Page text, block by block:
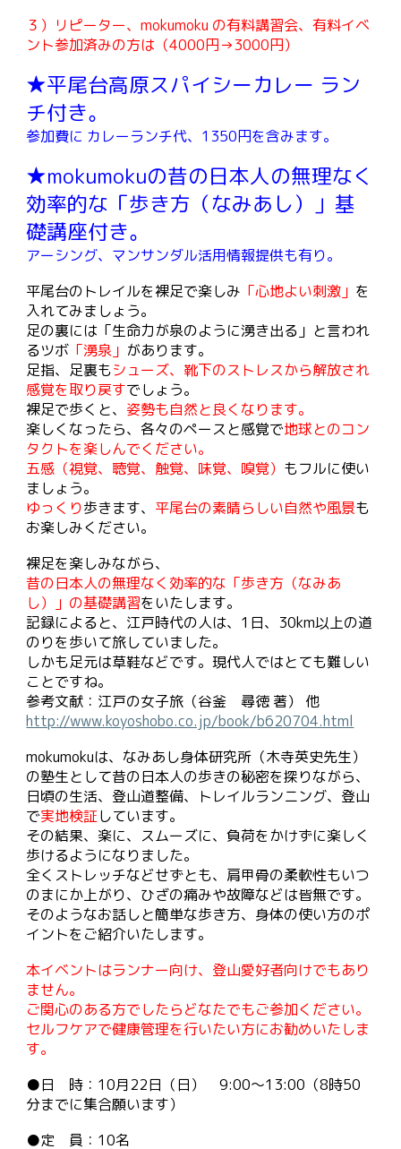
３）リピーター、mokumoku の有料講習会、有料イベ
ント参加済みの方は（4000円→3000円）
★平尾台高原スパイシーカレー ラン
チ付き。
参加費に カレーランチ代、1350円を含みます。
★mokumokuの昔の日本人の無理なく
効率的な「歩き方（なみあし）」基
礎講座付き。
アーシング、マンサンダル活用情報提供も有り。
平尾台のトレイルを裸足で楽しみ 「心地よい刺激」 を
入れてみましょう。
足の裏には「生命力が泉のように湧き出る」と言われ
るツボ 「湧泉」 があります。
足指、足裏もシューズ、靴下のストレスから解放され
感覚を取り戻すでしょう。
裸足で歩くと、 姿勢も自然と良くなります。
楽しくなったら、各々のペースと感覚で地球とのコン
タクトを楽しんでください。
五感（視覚、聴覚、触覚、味覚、嗅覚） もフルに使い
ましょう。
ゆっくり歩きます、 平尾台の素晴らしい自然や風景も
お楽しみください。
裸足を楽しみながら、
昔の日本人の無理なく効率的な「歩き方（なみあ
し）」の基礎講習を いたします。
記録によると、江戸時代の人は、1日、30km以上の道
のりを歩いて旅していました。
しかも足元は草鞋などです。現代人ではとても難しい
ことですね。
参考文献：江戸の女子旅（谷釜 尋徳 著） 他
http://www.koyoshobo.co.jp/book/b620704.html
mokumokuは、なみあし身体研究所（木寺英史先生）
の塾生として昔の日本人の歩きの秘密を探りながら、
日頃の生活、登山道整備、トレイルランニング、登山
で実地検証しています。
その結果、 楽に、スムーズに、負荷をかけずに楽しく
歩けるようになりました。
全くストレッチなどせずとも、肩甲骨の柔軟性もいつ
のまにか上がり、ひざの痛みや故障などは皆無です。
そのようなお話しと簡単な歩き方、身体の使い方のポ
イントをご紹介いたします。
本イベントはランナー向け、登山愛好者向けでもあり
ません。
ご関心のある方でしたらどなたでもご参加ください。
セルフケアで健康管理を行いたい方にお勧めいたしま
す。
●日 時： 10月22日（日） 9:00～13:00（8時50
分までに集合願います）
●定 員：10名